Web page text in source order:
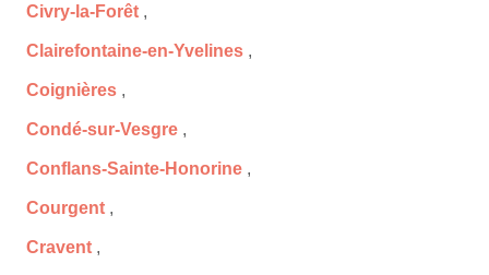
Civry-la-Forêt ,
Clairefontaine-en-Yvelines ,
Coignières ,
Condé-sur-Vesgre ,
Conflans-Sainte-Honorine ,
Courgent ,
Cravent ,